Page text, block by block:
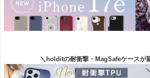
＼holditの耐衝撃・MagSafeケースが